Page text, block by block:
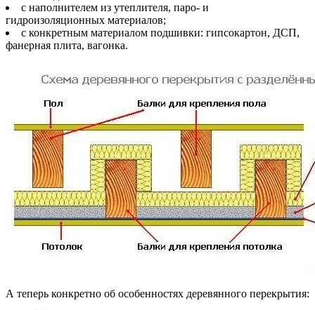
с наполнителем из утеплителя, паро- и
гидроизоляционных материалов;
с конкретным материалом подшивки: гипсокартон, ДСП,
фанерная плита, вагонка.
А теперь конкретно об особенностях деревянного перекрытия: